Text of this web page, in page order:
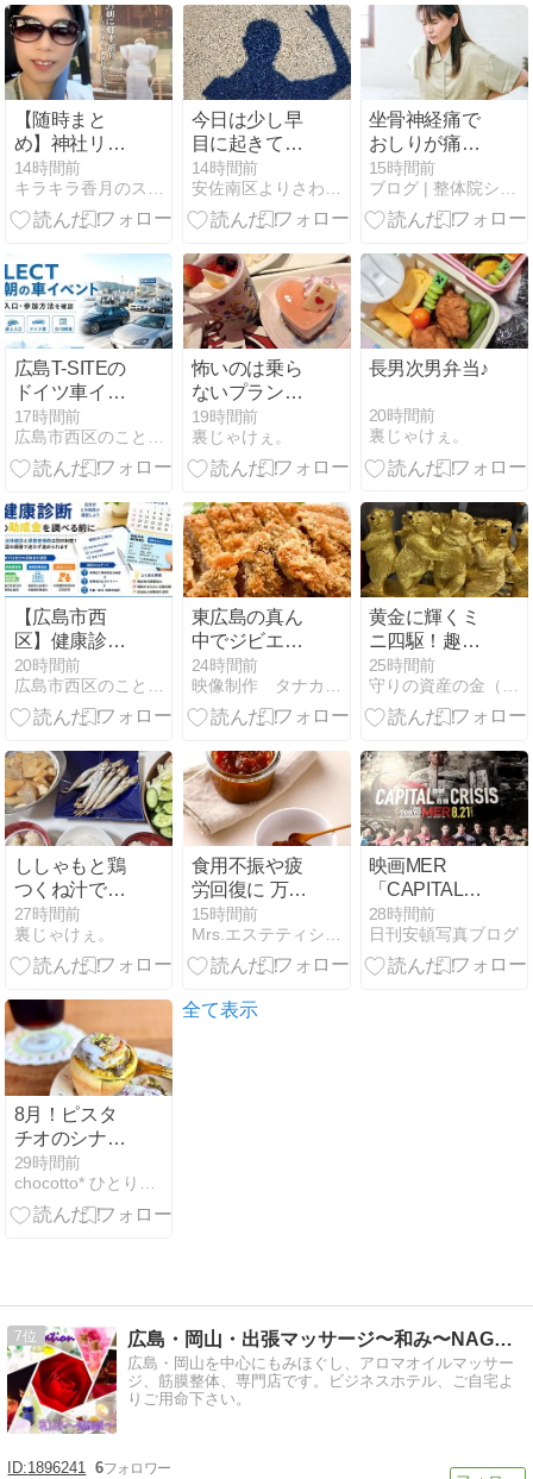
』が閉店する
ことになりま
した。【 岡山
県倉敷市水江
１ 】#1
【随時まと
め】神社リト
リート吉野ロ
ケハン
14時間前
キラキラ香月のスピリチュアル情報
今日は少し早
目に起きて、
朝から近所を
散策散歩をし
てみた
14時間前
安佐南区よりさわやか日記
坐骨神経痛で
おしりが痛む
とき自分で確
認したいこと
15時間前
ブログ | 整体院シェルパ・広島院
広島T-SITEの
ドイツ車イベ
ント｜8月9日
の参加方法と
当日券
17時間前
広島市西区のことなら『にしひろリンク』
怖いのは乗ら
ないプランの
ディズニーラ
ンド②♪
19時間前
裏じゃけぇ。
長男次男弁当♪
20時間前
裏じゃけぇ。
【広島市西
区】健康診断
の助成金、自
治体健診と保
険者補助で確
う？
20時間前
広島市西区のことなら『にしひろリンク』
東広島の真ん
中でジビエを
味わうの巻
24時間前
映像制作 タナカンパニー
黄金に輝くミ
ニ四駆！趣向
品は損得勘定
なしで検討し
たいところ
25時間前
守りの資産の金（ゴールド）で次世代に資産形成をお手伝い
ししゃもと鶏
つくね汁でお
うちごはん♪
27時間前
裏じゃけぇ。
食用不振や疲
労回復に 万能
調味料「梅び
しお」 簡単レ
シピ
15時間前
Mrs.エステティシャン花音のブログ
映画MER
「CAPITAL
CRISIS 」延
期、仕方ない
よね
28時間前
日刊安頓写真ブログ
8月！ピスタ
チオのシナモ
ンロール♡
cafe nanca,
29時間前
chocotto* ひとりごと
全て表示
7 広島・岡山・出張マッサージ〜和み〜NAGOMI
広島・岡山を中心にもみほぐし、アロマオイルマッサー
ジ、筋膜整体、専門店です。ビジネスホテル、ご自宅よ
りご用命下さい。
1896241 6